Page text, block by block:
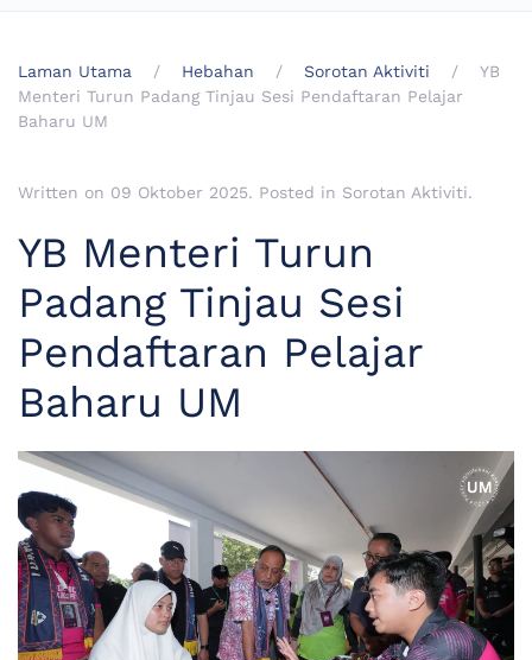
Laman Utama Hebahan Sorotan Aktiviti
YB
Menteri Turun Padang Tinjau Sesi Pendaftaran Pelajar
Baharu UM
Written on 09 Oktober 2025. Posted in Sorotan Aktiviti.
YB Menteri Turun
Padang Tinjau Sesi
Pendaftaran Pelajar
Baharu UM